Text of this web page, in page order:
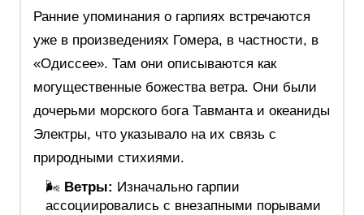
Ранние упоминания о гарпиях встречаются
уже в произведениях Гомера, в частности, в
«Одиссее». Там они описываются как
могущественные божества ветра. Они были
дочерьми морского бога Тавманта и океаниды
Электры, что указывало на их связь с
природными стихиями.
🌬️ Ветры: Изначально гарпии
ассоциировались с внезапными порывами